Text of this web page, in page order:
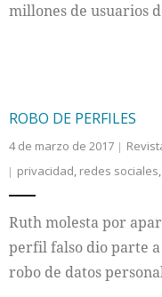
millones de usuarios
ROBO DE PERFILES
4 de marzo de 2017
privacidad, redes sociales,
Ruth molesta por
perfil falso dio parte
robo de datos